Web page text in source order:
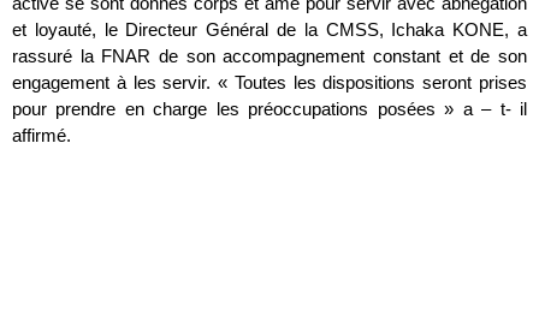
et loyauté, le Directeur Général de la CMSS, Ichaka KONE, a
rassuré la FNAR de son accompagnement constant et de son
engagement à les servir. « Toutes les dispositions seront prises
pour prendre en charge les préoccupations posées » a – t- il
affirmé.